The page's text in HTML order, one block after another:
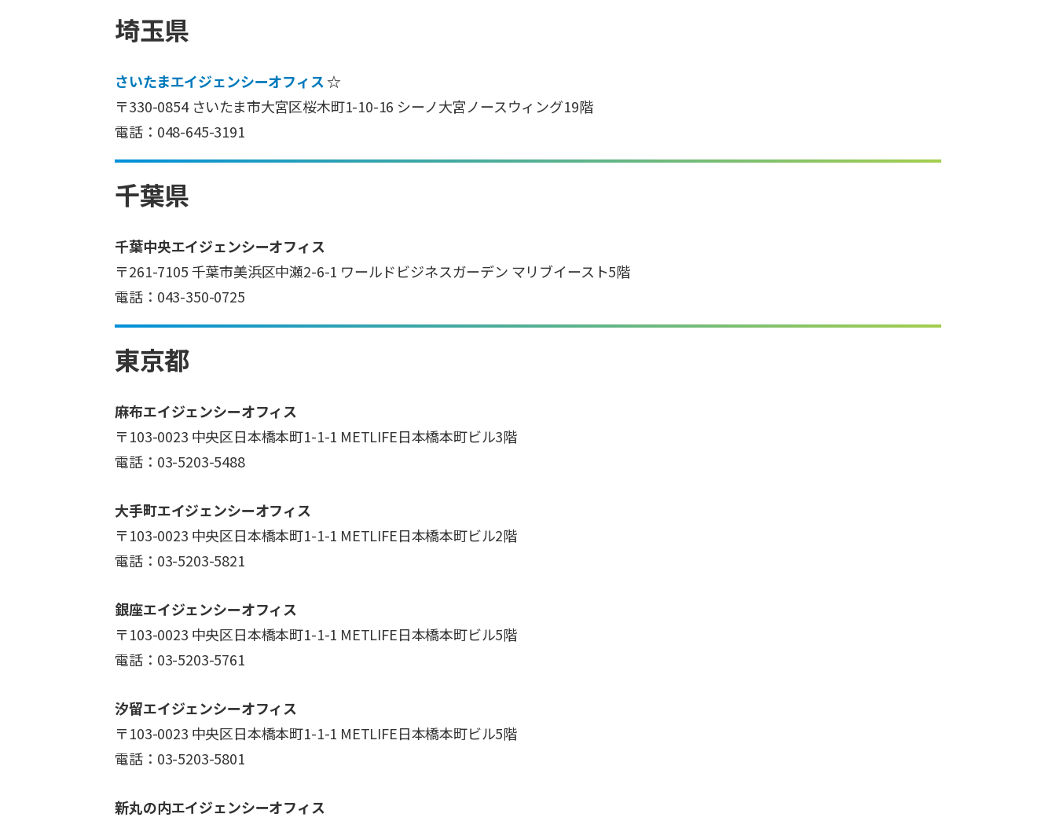
埼玉県
さいたまエイジェンシーオフィス☆
〒330-0854 さいたま市大宮区桜木町1-10-16 シーノ大宮ノースウィング19階
電話：048-645-3191
千葉県
千葉中央エイジェンシーオフィス
〒261-7105 千葉市美浜区中瀬2-6-1 ワールドビジネスガーデン マリブイースト5階
電話：043-350-0725
東京都
麻布エイジェンシーオフィス
〒103-0023 中央区日本橋本町1-1-1 METLIFE日本橋本町ビル3階
電話：03-5203-5488
大手町エイジェンシーオフィス
〒103-0023 中央区日本橋本町1-1-1 METLIFE日本橋本町ビル2階
電話：03-5203-5821
銀座エイジェンシーオフィス
〒103-0023 中央区日本橋本町1-1-1 METLIFE日本橋本町ビル5階
電話：03-5203-5761
汐留エイジェンシーオフィス
〒103-0023 中央区日本橋本町1-1-1 METLIFE日本橋本町ビル5階
電話：03-5203-5801
新丸の内エイジェンシーオフィス